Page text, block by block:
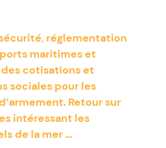
réglementation
maritimes et
cotisations et
sociales pour les
Retour sur
intéressant les
de la mer …